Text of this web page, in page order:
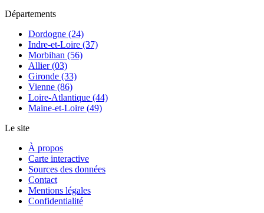
Départements
Dordogne (24)
Indre-et-Loire (37)
Morbihan (56)
Allier (03)
Gironde (33)
Vienne (86)
Loire-Atlantique (44)
Maine-et-Loire (49)
Le site
À propos
Carte interactive
Sources des données
Contact
Mentions légales
Confidentialité